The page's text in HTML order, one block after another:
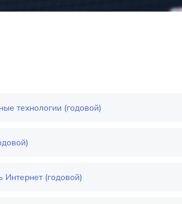
технологии (годовой)
Интернет (годовой)